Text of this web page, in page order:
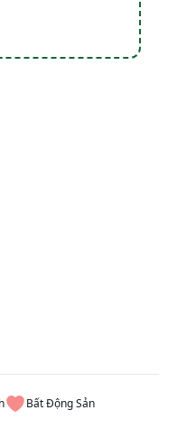
Bất Động Sản